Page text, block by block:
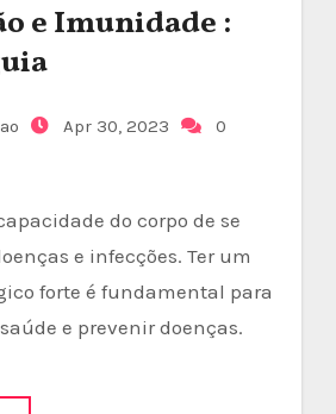
e Imunidade :
Apr 30, 2023
0
e infecções. Ter um
forte é fundamental para
e prevenir doenças.